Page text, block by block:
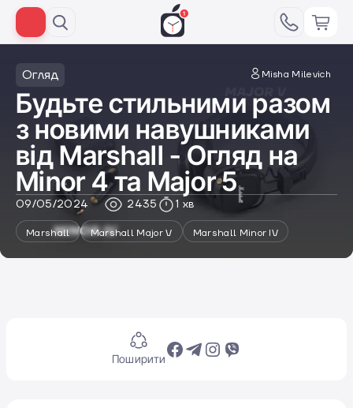
Огляд Misha Milevich
Будьте стильними разом
з новими навушниками
від Marshall - Огляд на
Minor 4 та Major 5
09/05/2024 2435 1 хв
Marshall Marshall Major V Marshall Minor IV
Поширити